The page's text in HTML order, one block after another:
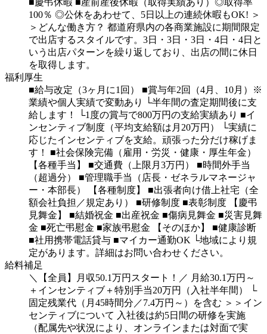
■慶弔休暇 ■産前産後休暇（取得実績あり）◎取得率
100％ ◎公休をあわせて、5日以上の連続休暇もOK! ＞
＞どんな働き方？ 都道府県内の各商業施設に期間限定
で出店するスタイルです。3日・3日・3日・4日・4日と
いう出店パターンを繰り返しており、出店の間に休日
を取得します。
福利厚生
■給与改定（3ヶ月に1回）
■賞与年2回（4月、10月）※
業績や個人実績で変動あり
└半年間の査定期間後に支
給します！
└1度の賞与で800万円の支給実績あり ■イ
ンセンティブ制度（平均支給額は月20万円）
└実績に
応じたインセンティブを支給。頑張った分だけ稼げま
す！
■社会保険完備（雇用・労災・健康・厚生年金）
【各種手当】
■交通費（上限月3万円）
■時間外手当
（超過分）
■管理職手当（店長・ゼネラルマネージャ
ー・本部長）
【各種制度】
■出張者向け借上社宅（全
額会社負担／規定あり）
■研修制度 ■表彰制度
【慶弔
見舞金】
■結婚祝金 ■出産祝金 ■傷病見舞金 ■災害見舞
金 ■死亡弔慰金 ■家族弔慰金 【そのほか】
■健康診断
■社用携帯電話貸与 ■マイカー通勤OK └地域により規
定があります。詳細はお問い合わせください。
給料補足
＼【全員】月収50.1万円スタート！／ 月給30.1万円～
＋インセンティブ＋特別手当20万円（入社半年間）
└
固定残業代（月45時間分／7.4万円～）を含む ＞＞イン
センティブについて 入社後は約5日間の研修を実施
（配属先や状況により、オンラインまたは対面で実